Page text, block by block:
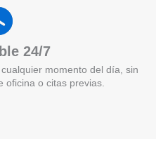
24/7
momento del día, sin
oficina o citas previas.